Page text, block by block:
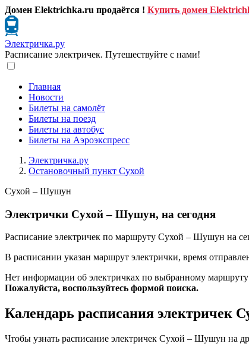
Домен Elektrichka.ru продаётся ! Купить домен
Электричка.ру
Расписание электричек. Путешествуйте с нами!
Главная
Новости
Билеты на самолёт
Билеты на поезд
Билеты на автобус
Билеты на Аэроэкспресс
Электричка.ру
Остановочный пункт Сухой
Сухой – Шушун
Электрички Сухой – Шушун, на сегодня
Расписание электричек по маршруту Сухой – Шушун на
В расписании указан маршрут электрички, время
Нет информации об электричках по выбранному
Пожалуйста, воспользуйтесь формой поиска.
Календарь расписания электричек
Чтобы узнать расписание электричек Сухой – Шушун на